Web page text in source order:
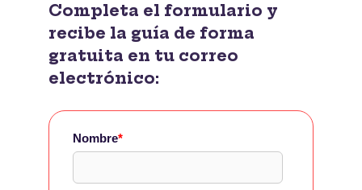
Completa el formulario y
recibe la guía de forma
gratuita en tu correo
electrónico:
Nombre*